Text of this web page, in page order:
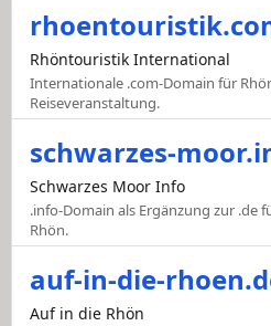
Rhöntouristik International
Internationale .com-Domain für
Reiseveranstaltung.
schwarzes-
Schwarzes Moor Info
.info-Domain als Ergänzung zur .de
Rhön.
auf-in-die-
Auf in die Rhön